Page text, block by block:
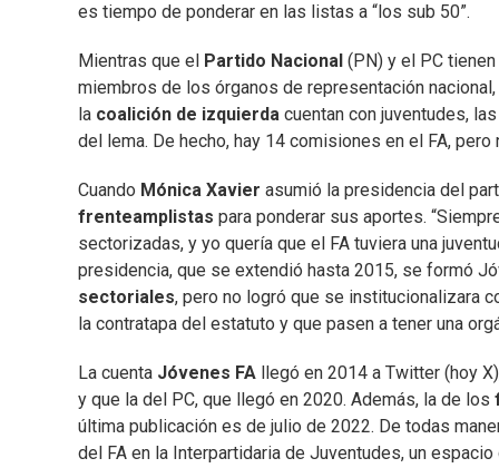
es tiempo de ponderar en las listas a “los sub 50”.
Mientras que el Partido Nacional (PN) y el PC
miembros de los órganos de representación nacional,
la coalición de izquierda cuentan con juventudes,
del lema. De hecho, hay 14 comisiones en el FA, pero
Cuando Mónica Xavier asumió la presidencia del
frenteamplistas para ponderar sus aportes.
sectorizadas, y yo quería que el FA tuviera una
presidencia, que se extendió hasta 2015, se formó
sectoriales, pero no logró que se institucionalizara
la contratapa del estatuto y que pasen a tener una
La cuenta Jóvenes FA llegó en 2014 a Twitter (hoy
y que la del PC, que llegó en 2020. Además, la de los
última publicación es de julio de 2022. De todas
del FA en la Interpartidaria de Juventudes, un